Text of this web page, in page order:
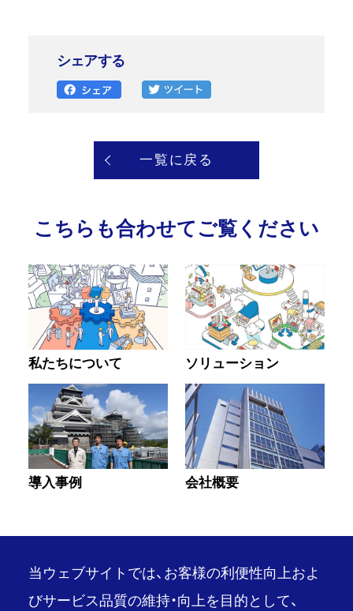
シェアする
一覧に戻る
こちらも合わせてご覧ください
私たちについて ソリューション
導入事例 会社概要
当ウェブサイトでは、お客様の利便性向上およ
びサービス品質の維持・向上を目的として、